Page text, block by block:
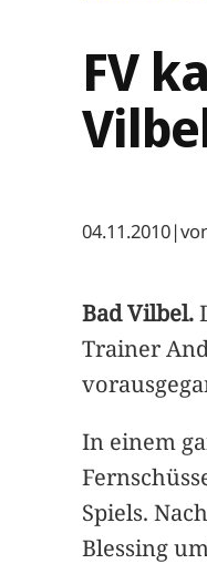
FV
04.11.2010|
Bad Vilbel.
Trainer
In einem
Spiels.
Blessing